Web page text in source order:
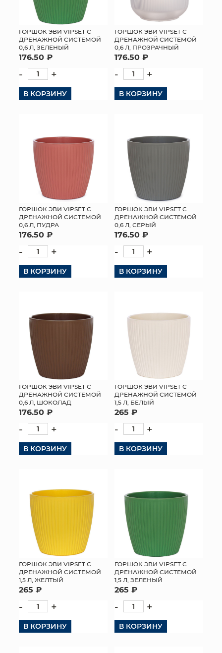
ГОРШОК ЭВИ VIPSET С
ДРЕНАЖНОЙ СИСТЕМОЙ
0,6 Л, ЗЕЛЕНЫЙ
176.50 ₽
- +
В КОРЗИНУ
ГОРШОК ЭВИ VIPSET С
ДРЕНАЖНОЙ СИСТЕМОЙ
0,6 Л, ПРОЗРАЧНЫЙ
176.50 ₽
- +
В КОРЗИНУ
ГОРШОК ЭВИ VIPSET С
ДРЕНАЖНОЙ СИСТЕМОЙ
0,6 Л, ПУДРА
176.50 ₽
- +
В КОРЗИНУ
ГОРШОК ЭВИ VIPSET С
ДРЕНАЖНОЙ СИСТЕМОЙ
0,6 Л, СЕРЫЙ
176.50 ₽
- +
В КОРЗИНУ
ГОРШОК ЭВИ VIPSET С
ДРЕНАЖНОЙ СИСТЕМОЙ
0,6 Л, ШОКОЛАД
176.50 ₽
- +
В КОРЗИНУ
ГОРШОК ЭВИ VIPSET С
ДРЕНАЖНОЙ СИСТЕМОЙ
1,5 Л, БЕЛЫЙ
265 ₽
- +
В КОРЗИНУ
ГОРШОК ЭВИ VIPSET С
ДРЕНАЖНОЙ СИСТЕМОЙ
1,5 Л, ЖЕЛТЫЙ
265 ₽
- +
В КОРЗИНУ
ГОРШОК ЭВИ VIPSET С
ДРЕНАЖНОЙ СИСТЕМОЙ
1,5 Л, ЗЕЛЕНЫЙ
265 ₽
- +
В КОРЗИНУ